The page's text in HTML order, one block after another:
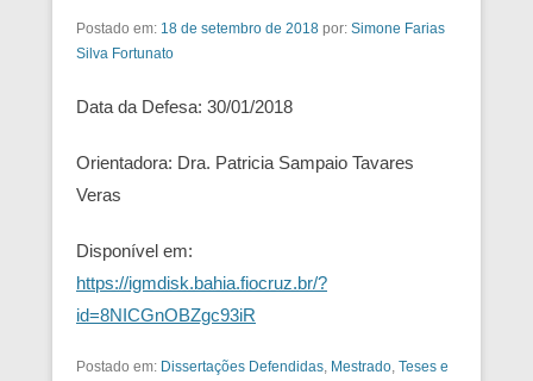
Postado em: 18 de setembro de 2018 por: Simone Farias
Silva Fortunato
Data da Defesa: 30/01/2018
Orientadora: Dra. Patricia Sampaio Tavares
Veras
Disponível em:
https://igmdisk.bahia.fiocruz.br/?
id=8NICGnOBZgc93iR
Postado em: Dissertações Defendidas, Mestrado, Teses e